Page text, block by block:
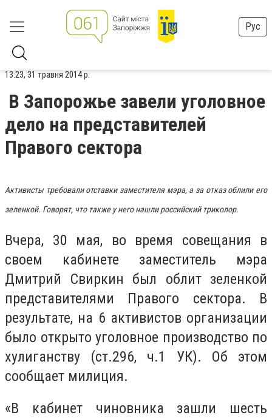
Рус
13:23, 31 травня 2014 р.
В Запорожье завели уголовное
дело на представителей
Правого сектора
Активисты требовали отставки заместителя мэра, а за отказ облили его
зеленкой. Говорят, что также у него нашли российский триколор.
Вчера, 30 мая, во время совещания в
своем кабинете заместитель мэра
Дмитрий Свиркин был облит зеленкой
представителями Правого сектора. В
результате, на 6 активистов организации
было открыто уголовное производство по
хулиганству (ст.296, ч.1 УК). Об этом
сообщает милиция.
«В кабинет чиновника зашли шесть